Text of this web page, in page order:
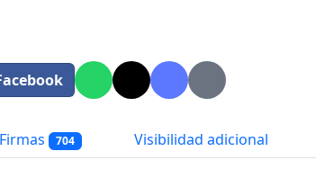
Firmas 704 Visibilidad adicional